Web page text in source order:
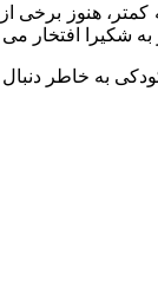
هنوز برخی
شکیرا افتخار
به خاطر